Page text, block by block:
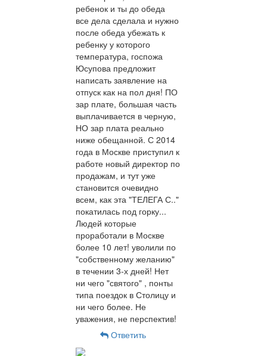
ребенок и ты до обеда
все дела сделала и нужно
после обеда убежать к
ребенку у которого
температура, госпожа
Юсупова предложит
написать заявление на
отпуск как на пол дня! ПО
зар плате, большая часть
выплачивается в черную,
НО зар плата реально
ниже обещанной. С 2014
года в Москве приступил к
работе новый директор по
продажам, и тут уже
становится очевидно
всем, как эта "ТЕЛЕГА С.."
покатилась под горку...
Людей которые
проработали в Москве
более 10 лет! уволили по
"собственному желанию"
в течении 3-х дней! Нет
ни чего "святого" , понты
типа поездок в Столицу и
ни чего более. Не
уважения, не перспектив!
Ответить